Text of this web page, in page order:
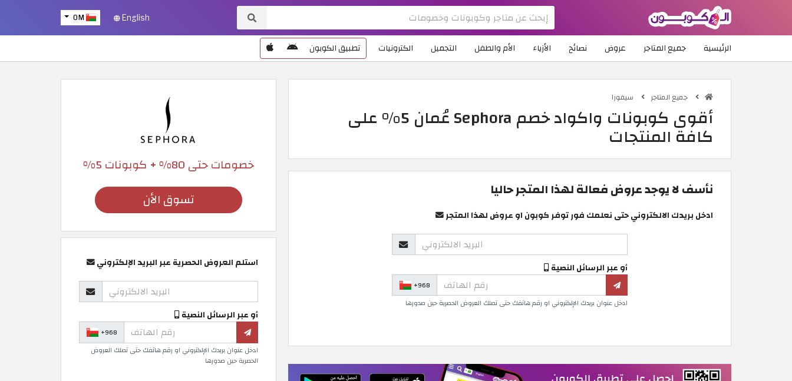
OM English
الرئيسية جميع المتاجر عروض نصائح الأزياء الأم والطفل التجميل الكترونيات تطبيق الكوبون
جميع المتاجر سيفورا
أقوى كوبونات واكواد خصم Sephora عُمان 5% على
كافة المنتجات
نأسف لا يوجد عروض فعالة لهذا المتجر حاليا
ادخل بريدك الالكتروني حتى نعلمك فور توفر كوبون او عروض لهذا المتجر
أو عبر الرسائل النصية
+968
ادخل عنوان بريدك الإلكتروني او رقم هاتفك حتى تصلك العروض الحصرية حين صدورها
خصومات حتى 80% + كوبونات 5%
تسوق الأن
استلم العروض الحصرية عبر البريد الإلكتروني
أو عبر الرسائل النصية
+968
ادخل عنوان بريدك الإلكتروني او رقم هاتفك حتى تصلك العروض
الحصرية حين صدورها